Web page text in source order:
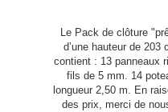
Le Pack de clôture
d’une hauteur de
contient : 13 panneaux
fils de 5 mm. 14
longueur 2,50 m. En
des prix, merci de